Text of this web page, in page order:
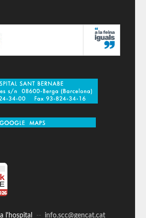
l'hospital -- info.scc@gencat.cat